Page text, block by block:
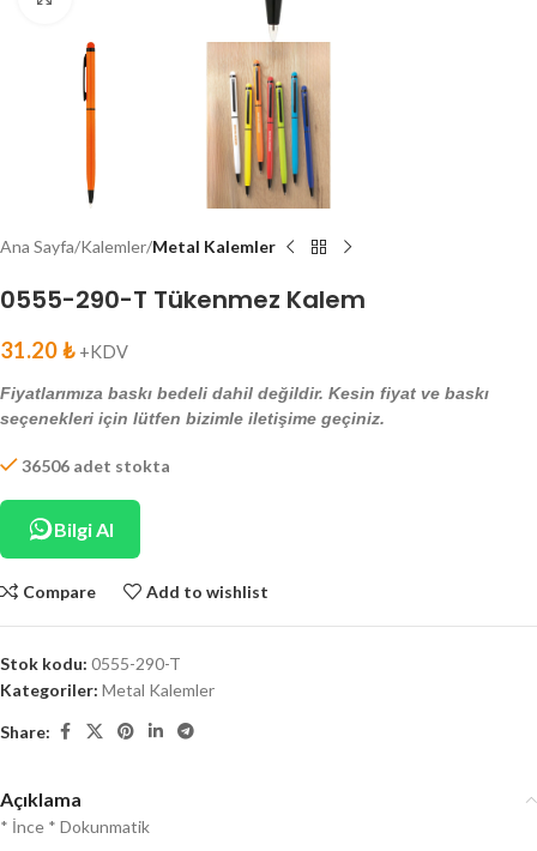
Ana Sayfa Kalemler Metal Kalemler
0555-290-T Tükenmez Kalem
31.20₺ +KDV
Fiyatlarımıza baskı bedeli dahil değildir. Kesin fiyat ve baskı
seçenekleri için lütfen bizimle iletişime geçiniz.
36506 adet stokta
Bilgi Al
Compare Add to wishlist
Stok kodu: 0555-290-T
Kategoriler: Metal Kalemler
Share:
Açıklama
* İnce * Dokunmatik